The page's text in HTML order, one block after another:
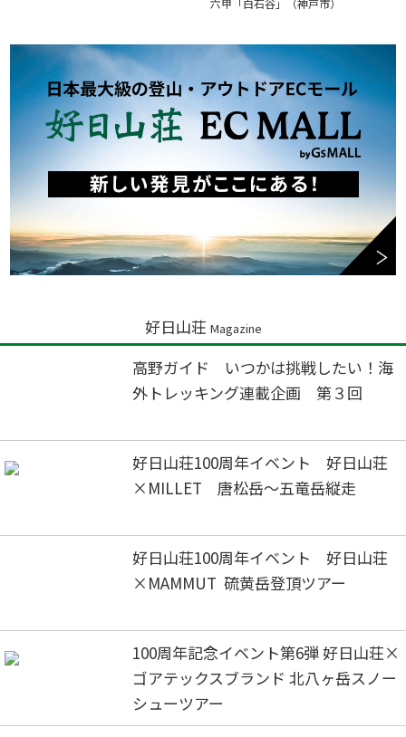
六甲「白石谷」（神戸市）
好日山荘 Magazine
高野ガイド いつかは挑戦したい！海
外トレッキング連載企画 第３回
好日山荘100周年イベント 好日山荘
×MILLET 唐松岳～五竜岳縦走
好日山荘100周年イベント 好日山荘
×MAMMUT 硫黄岳登頂ツアー
100周年記念イベント第6弾 好日山荘×
ゴアテックスブランド 北八ヶ岳スノー
シューツアー